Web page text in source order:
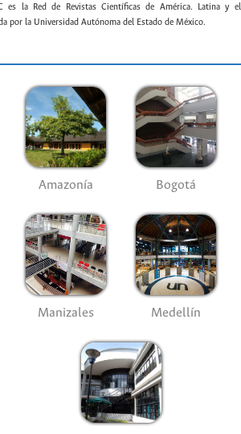
es la Red de Revistas Científicas de América. Latina y
por la Universidad Autónoma del Estado de México.
Amazonía Bogotá
Manizales Medellín